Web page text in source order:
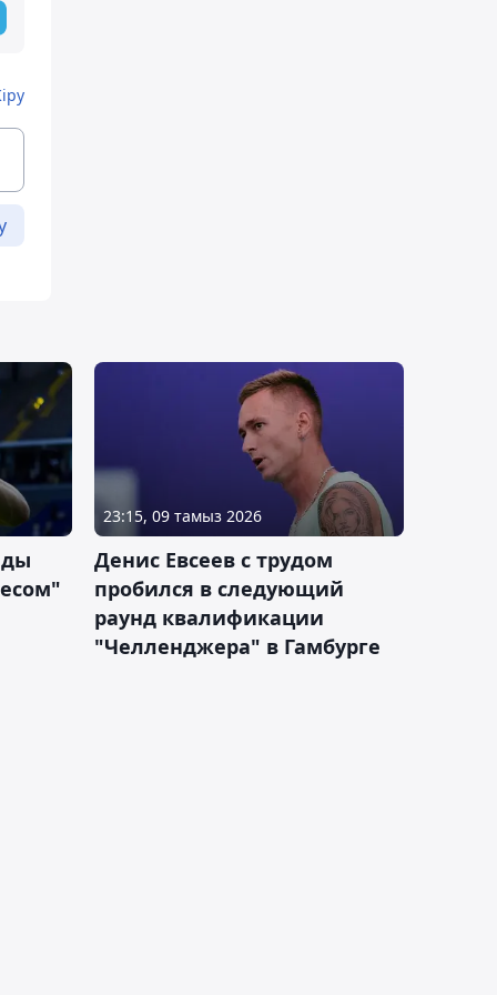
23:15, 09 тамыз 2026
Денис Евсеев с трудом
пробился в следующий
раунд квалификации
"Челленджера" в Гамбурге